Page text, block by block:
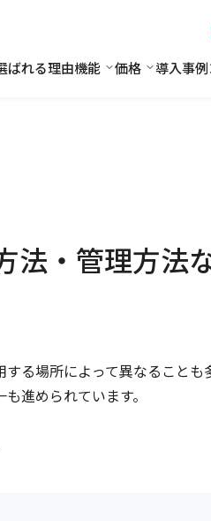
ばれる理由機能 機能
価格 価格
導入事例
法・管理方法
る場所によって異なることも
進められています。